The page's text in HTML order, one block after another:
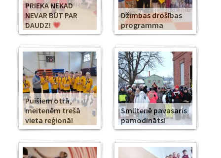
PRIEKA NEKAD
NEVAR BŪT PAR
DAUDZ!
Džimbas drošības
programma
Puišiem otrā,
meitenēm trešā
vieta reģionā!
Smiltenē pavasaris
pamodināts!